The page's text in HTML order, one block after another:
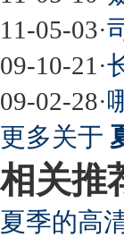
11-05-03·
09-10-21 ·
09-02-28·
更多关于
相关推
夏季的高